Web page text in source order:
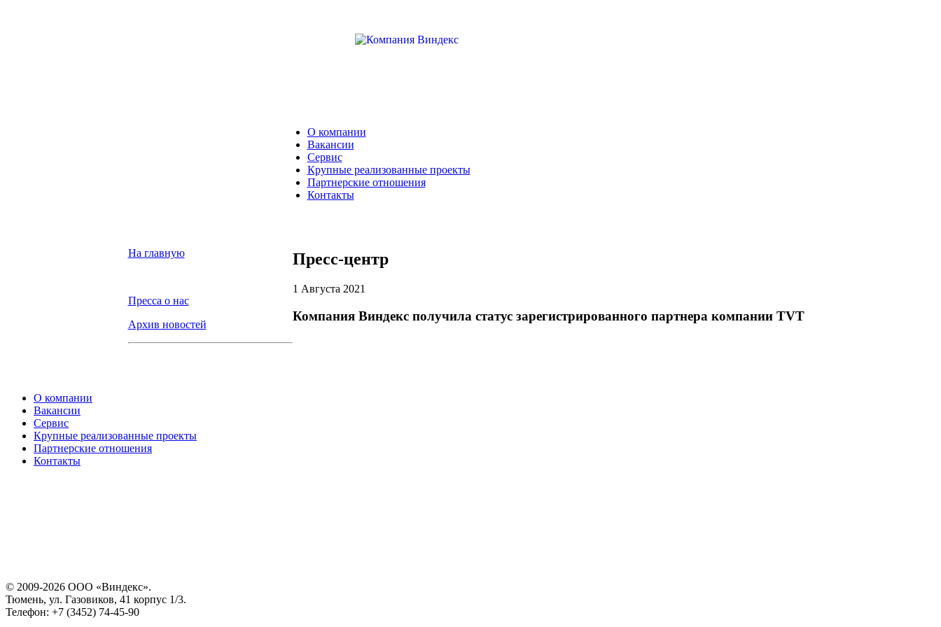
О компании
Вакансии
Сервис
Крупные реализованные проекты
Партнерские отношения
Контакты
На главную
Пресса о нас
Архив новостей
Пресс-центр
1 Августа 2021
Компания Виндекс получила статус зарегистрированного партнера компании TVT
О компании
Вакансии
Сервис
Крупные реализованные проекты
Партнерские отношения
Контакты
© 2009-2026 ООО «Виндекс».
Тюмень, ул. Газовиков, 41 корпус 1/3.
Телефон: +7 (3452) 74-45-90